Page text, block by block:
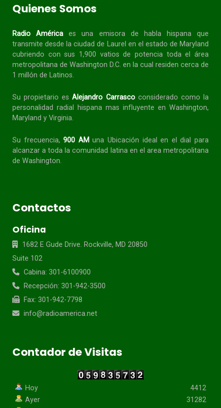
Quienes Somos
Radio América es una emisora de habla hispanaque
transmite desde la ciudad de Laurel en el estado de Maryland
cubriendo con sus 1,900 vatios de potencia toda el área
metropolitana de Washington D.C. en la cual residen cerca de
1 millón de Latinos.
Su propietario esAlejandro Carrascoconsiderado como la
personalidad radial
hispana mas influyente en Washington,
Maryland y Virginia.
Su frecuencia, 900 AM una Ubicación ideal en el dial para
alcanzar a toda lacomunidad latina en el area metropolitana
de Washington.
Contactos
Oficina
1682 E Gude Drive. Rockville, MD 20850
Suite 102
Cabina: 301-6100900
Recepción: 301-942-3500
Fax: 301-942-7798
info@radioamerica.net
Contador de Visitas
Hoy
Ayer
4412
31282